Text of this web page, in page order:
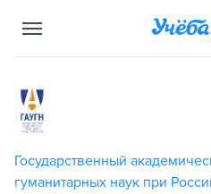
Государственный
гуманитарных наук при